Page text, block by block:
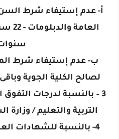
لصالح الكلية الجوية
3 – بالنسبة لدرجات
التربية والتعليم /
4- بالنسبة للشهادات